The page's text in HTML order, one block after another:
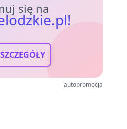
się na
autopromocja